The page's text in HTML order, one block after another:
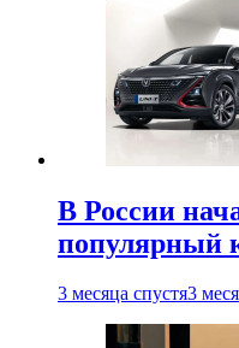
В России
популярный
3 месяца спустя3